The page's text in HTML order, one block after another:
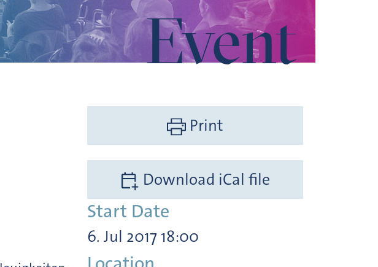
Event
Print
Download iCal file
Start Date
6. Jul 2017 18:00